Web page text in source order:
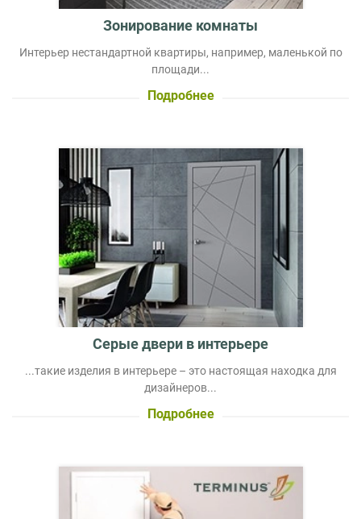
Зонирование комнаты
Интерьер нестандартной квартиры, например, маленькой по
площади...
Подробнее
Серые двери в интерьере
...такие изделия в интерьере – это настоящая находка для
дизайнеров...
Подробнее